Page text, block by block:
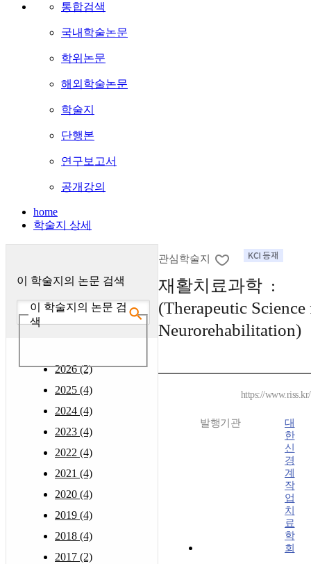
통합검색
국내학술논문
학위논문
해외학술논문
학술지
단행본
연구보고서
공개강의
home
학술지 상세
이 학술지의 논문 검색
이 학술지의 논문 검
색
2026 (2)
2025 (4)
2024 (4)
2023 (4)
2022 (4)
2021 (4)
2020 (4)
2019 (4)
2018 (4)
2017 (2)
관심학술지
재활치료과학 :
(Therapeutic Science
Neurorehabilitation)
https://
발행기관
대
한
신
경
계
작
업
치
료
학
회